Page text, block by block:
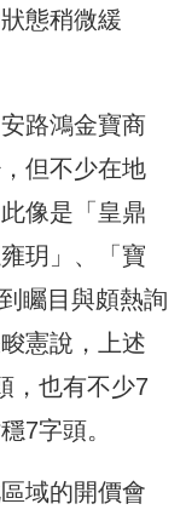
態稍微緩
路鴻金寶商
但不少在地
像是「皇鼎
玥」、「寶
矚目與頗熱詢
憲說，上述
，也有不少7
7字頭。
域的開價會